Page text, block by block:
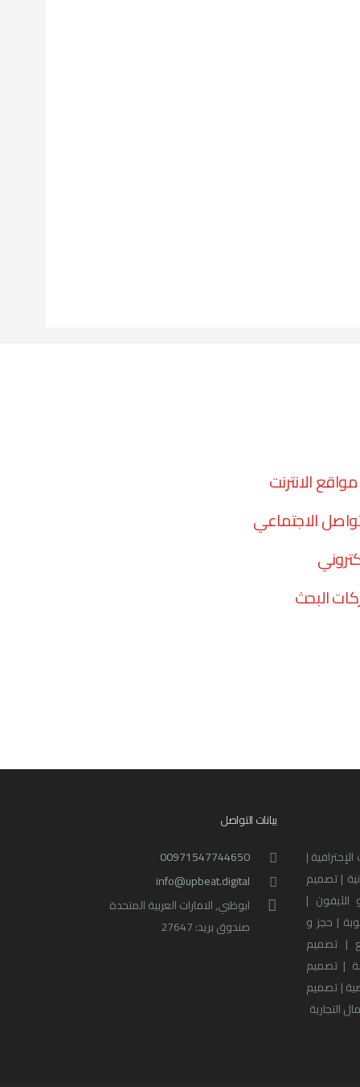
الانترنت
الاجتماعي
البحث
|
| تصميم
الآيفون |
| حجز و
| تصميم
| تصميم
| تصميم
التجارية
بيانات التواصل
00971547744650
info@upbeat.digital
ابوظبي, الامارات العربية المتحدة
صندوق بريد: 27647